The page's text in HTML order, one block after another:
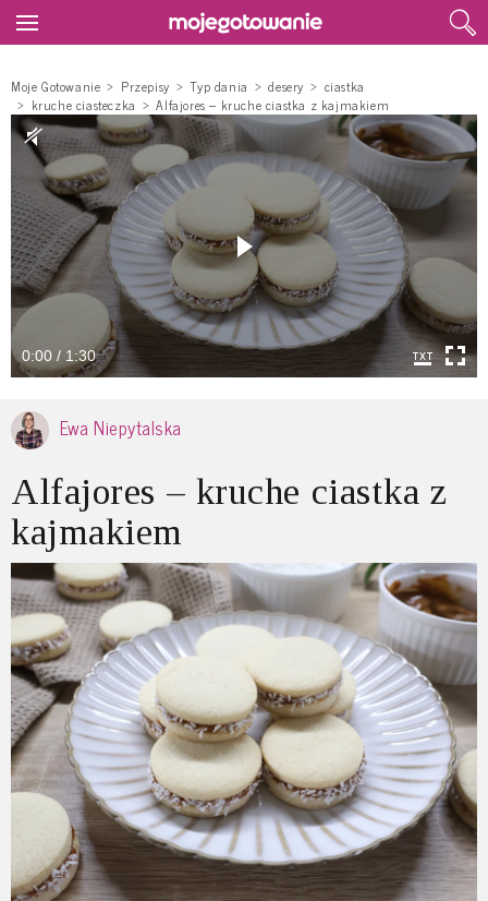
Moje Gotowanie Przepisy Typ dania desery
ciastka
kruche ciasteczka
Alfajores – kruche ciastka z kajmakiem
0:00 / 1:30
Ewa Niepytalska
Alfajores – kruche ciastka z
kajmakiem